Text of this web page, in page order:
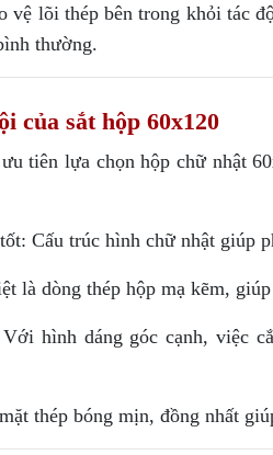
vệ lõi thép bên trong khỏi tác
thường.
của sắt hộp 60x120
tiên lựa chọn hộp chữ nhật
Cấu trúc hình chữ nhật giúp
là dòng thép hộp mạ kẽm,
hình dáng góc cạnh, việc
thép bóng mịn, đồng nhất